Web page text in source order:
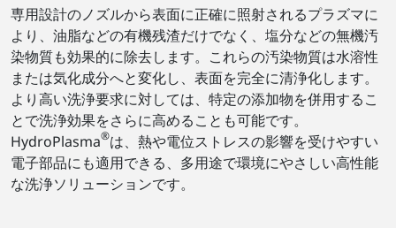
専用設計のノズルから表面に正確に照射されるプラズマに
より、油脂などの有機残渣だけでなく、塩分などの無機汚
染物質も効果的に除去します。これらの汚染物質は水溶性
または気化成分へと変化し、表面を完全に清浄化します。
より高い洗浄要求に対しては、特定の添加物を併用するこ
とで洗浄効果をさらに高めることも可能です。
HydroPlasma®は、熱や電位ストレスの影響を受けやすい
電子部品にも適用できる、多用途で環境にやさしい高性能
な洗浄ソリューションです。